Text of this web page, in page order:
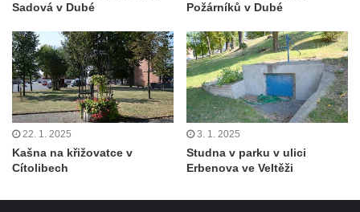
Dubí
Kašna na nádvoří Tereziných lázní v Dubí
Kašna u Nerudovy studánky v Běhánkách
Vodní kaskáda pod schodištěm u jižní
terasní zdí v zámeckém parku v
Libochovicích
Kašna pod jižní terasní zdí v zámeckém
Kašna v zámeckém parku v Libochovicích
Sadová v Dubé
Požárníků v Dubé
22. 1. 2025
Kašna na křižovatce v
Cítolibech
3. 1. 2025
Studna v parku v ulici
Erbenova ve Veltěži